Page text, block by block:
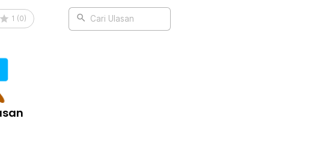
Shade Bowens Mount - RFT-2
1 (0) Cari Ulasan